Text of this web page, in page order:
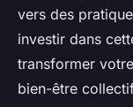
vers des
investir dans
transformer
bien-être